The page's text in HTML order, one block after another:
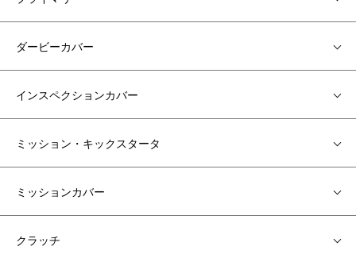
ダービーカバー
インスペクションカバー
ミッション・キックスタータ
ミッションカバー
クラッチ